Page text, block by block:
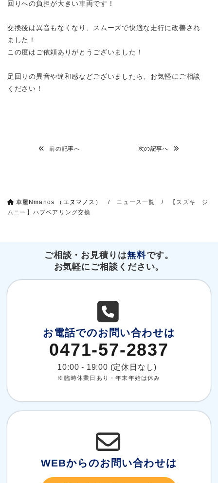
回りへの負担が大きい車両です！
交換後は異音もなくなり、スムーズで快適な走行に改善され
ました！
この度はご依頼ありがとうございました！
足回りの異音や違和感などございましたら、お気軽にご相談
ください！
前の記事へ 次の記事へ
車屋Nmanos （エヌマノス） / ニュース一覧 /
【スズキ ジ
ムニー】ハブベアリング交換
ご相談・お見積りは無料です。
お気軽にご相談ください。
お電話でのお問い合わせは
0471-57-2837
10:00 - 19:00 (定休日なし)
※臨時休業日あり・年末年始は休み
WEBからのお問い合わせは